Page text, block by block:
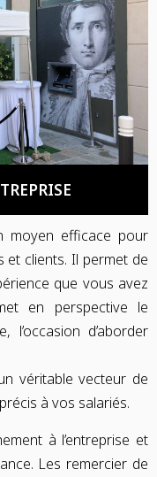
moyen efficace pour
et clients. Il permet de
que vous avez
en perspective le
l’occasion d’aborder
véritable vecteur de
à vos salariés.
à l’entreprise et
Les remercier de